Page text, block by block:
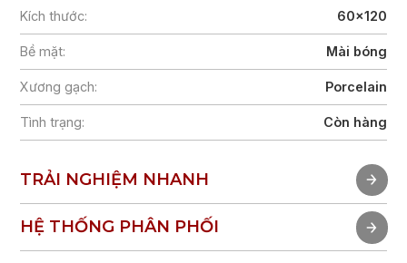
Kích thước: 60x120
Bề mặt: Mài bóng
Xương gạch: Porcelain
Tình trạng: Còn hàng
TRẢI NGHIỆM NHANH
TRẢI NGHIỆM NHANH
HỆ THỐNG PHÂN PHỐI